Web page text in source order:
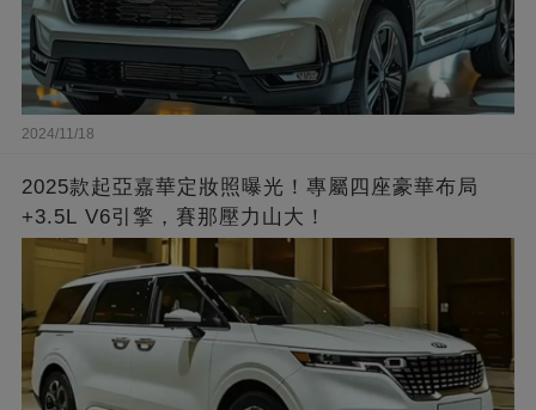
2024/11/18
2025款起亞嘉華定妝照曝光！專屬四座豪華布局
+3.5L V6引擎，賽那壓力山大！